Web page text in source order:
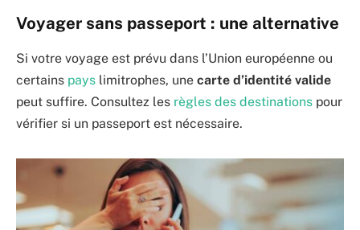
Voyager sans passeport : une alternative
Si votre voyage est prévu dans l’Union européenne ou
certains pays limitrophes, une carte d’identité valide
peut suffire. Consultez les règles des destinations pour
vérifier si un passeport est nécessaire.